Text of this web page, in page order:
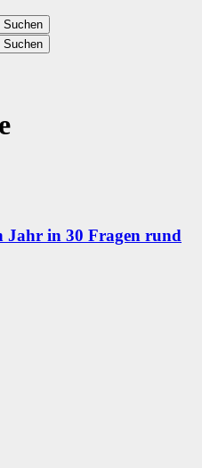
Suchen
Suchen
Jahr in 30 Fragen rund